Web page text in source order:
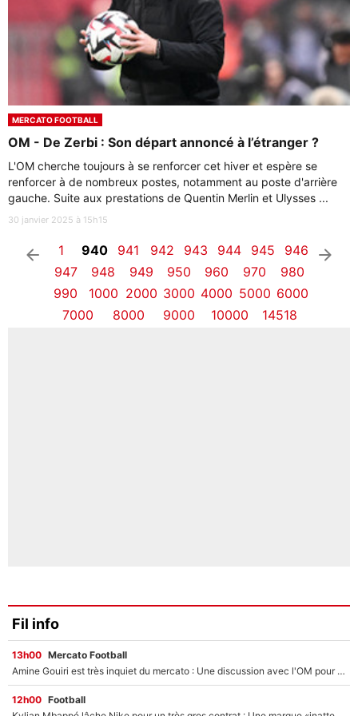
MERCATO FOOTBALL
OM - De Zerbi : Son départ annoncé à l’étranger ?
L'OM cherche toujours à se renforcer cet hiver et espère se
renforcer à de nombreux postes, notamment au poste d'arrière
gauche. Suite aux prestations de Quentin Merlin et Ulysses ...
30 janvier 2025 à 15h15
arrow_left 1 940 941 942 943 944 945
946
947
948 949 950 960 970
980
990
1000 2000 3000 4000 5000 6000
7000
8000 9000 10000 14518
arrow_right
Fil info
13h00 Mercato Football
Amine Gouiri est très inquiet du mercato : Une discussion avec l'OM pour acter son transfert !
12h00 Football